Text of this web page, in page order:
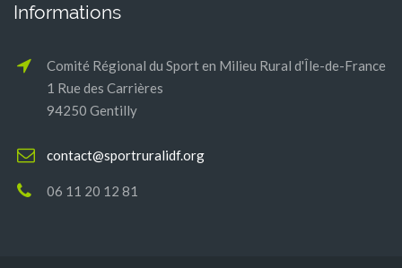
Informations
Comité Régional du Sport en Milieu Rural d'Île-de-France
1 Rue des Carrières
94250 Gentilly
contact@sportruralidf.org
06 11 20 12 81